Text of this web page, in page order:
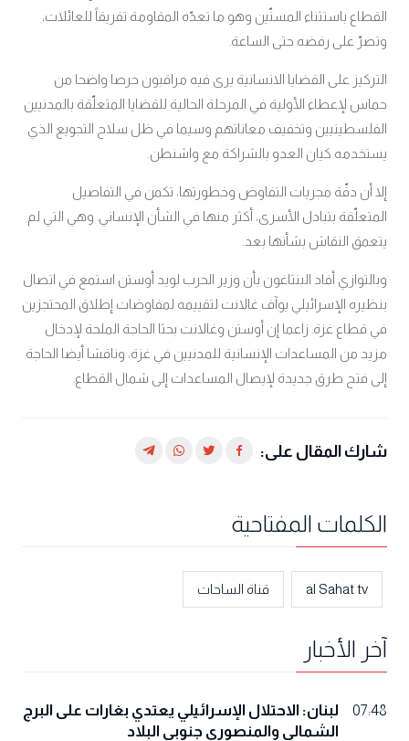
القطاع باستثناء المسنّين وهو ما تعدّه المقاومة تفريقاً للعائلات،
وتصرّ على رفضه حتى الساعة
التركيز على القضايا الانسانية يرى فيه مراقبون حرصا واضحا من
حماس لإعطاء الأولية في المرحلة الحالية للقضايا المتعلّقة بالمدنيين
الفلسطينيين وتخفيف معاناتهم وسيما في ظل سلاح التجويع الذي
يستخدمه كيان العدو بالشراكة مع واشنطن.
إلا أن دقّة مجريات التفاوض وخطورتها، تكمن في التفاصيل
المتعلّقة بتبادل الأسرى، أكثر منها في الشأن الإنساني وهي التي لم
يتعمق النقاش بشأنها بعد.
وبالتوازي أفاد البنتاغون بأن وزير الحرب لويد أوستن استمع في اتصال
بنظيره الإسرائيلي يوآف غالانت لتقييمه لمفاوضات إطلاق المحتجزين
في قطاع غزة زاعما إن أوستن وغالانت بحثا الحاجة الملحة لإدخال
مزيد من المساعدات الإنسانية للمدنيين في غزة، وناقشا أيضا الحاجة
إلى فتح طرق جديدة لإيصال المساعدات إلى شمال القطاع
شارك المقال على:
الكلمات المفتاحية
al Sahat tv قناة الساحات
آخر الأخبار
07:48
لبنان: الاحتلال الإسرائيلي يعتدي بغارات على البرج
الشمالي والمنصوري جنوبي البلاد